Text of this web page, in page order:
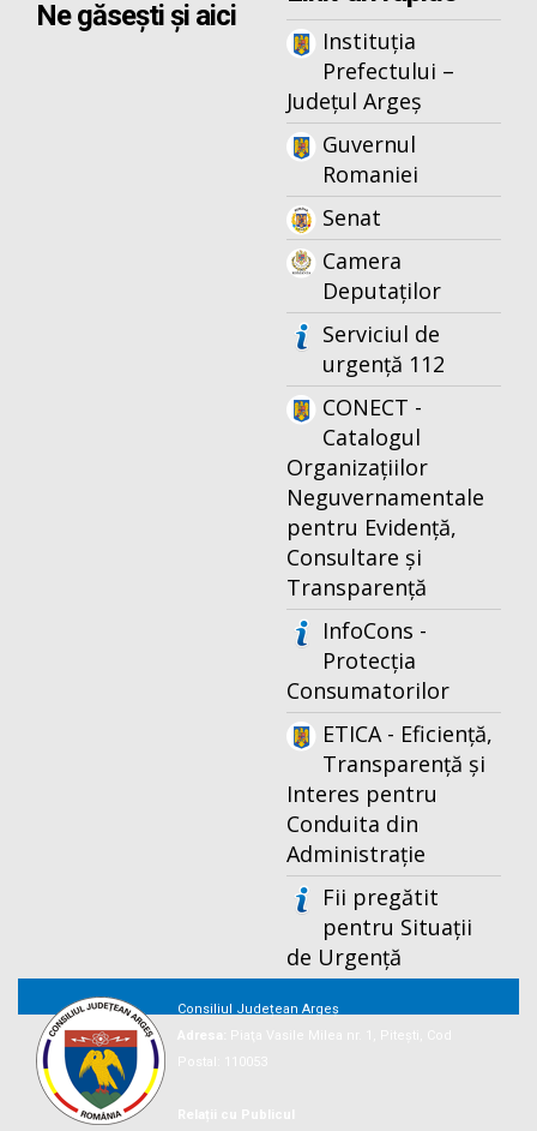
Ne găsești și aici
Instituția
Prefectului –
Județul Argeș
Guvernul
Romaniei
Senat
Camera
Deputaților
Serviciul de
urgență 112
CONECT -
Catalogul
Organizațiilor
Neguvernamentale
pentru Evidență,
Consultare și
Transparență
InfoCons -
Protecția
Consumatorilor
ETICA - Eficiență,
Transparență și
Interes pentru
Conduita din
Administrație
Fii pregătit
pentru Situații
de Urgență
Consiliul Județean Argeș